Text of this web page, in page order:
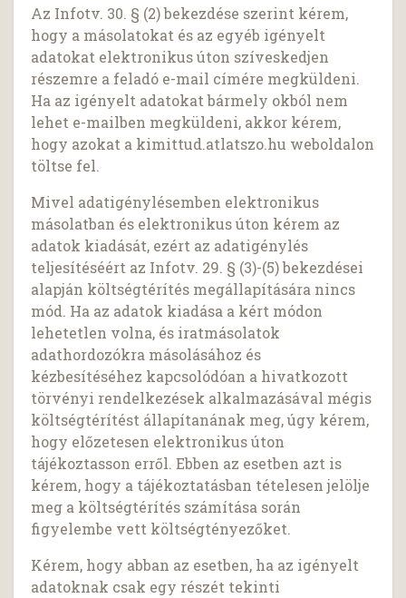
Az Infotv. 30. § (2) bekezdése szerint kérem,
hogy a másolatokat és az egyéb igényelt
adatokat elektronikus úton szíveskedjen
részemre a feladó e-mail címére megküldeni.
Ha az igényelt adatokat bármely okból nem
lehet e-mailben megküldeni, akkor kérem,
hogy azokat a kimittud.atlatszo.hu weboldalon
töltse fel.
Mivel adatigénylésemben elektronikus
másolatban és elektronikus úton kérem az
adatok kiadását, ezért az adatigénylés
teljesítéséért az Infotv. 29. § (3)-(5) bekezdései
alapján költségtérítés megállapítására nincs
mód. Ha az adatok kiadása a kért módon
lehetetlen volna, és iratmásolatok
adathordozókra másolásához és
kézbesítéséhez kapcsolódóan a hivatkozott
törvényi rendelkezések alkalmazásával mégis
költségtérítést állapítanának meg, úgy kérem,
hogy előzetesen elektronikus úton
tájékoztasson erről. Ebben az esetben azt is
kérem, hogy a tájékoztatásban tételesen jelölje
meg a költségtérítés számítása során
figyelembe vett költségtényezőket.
Kérem, hogy abban az esetben, ha az igényelt
adatoknak csak egy részét tekinti